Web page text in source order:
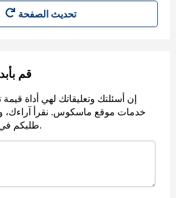
تحديث الصفحة
قم
إن أسئلتك وتعليقاتك لهي أداة
خدمات موقع ماسكوس. نقرأ آراءك،
طلبكم في أسرع وقت ممكن.